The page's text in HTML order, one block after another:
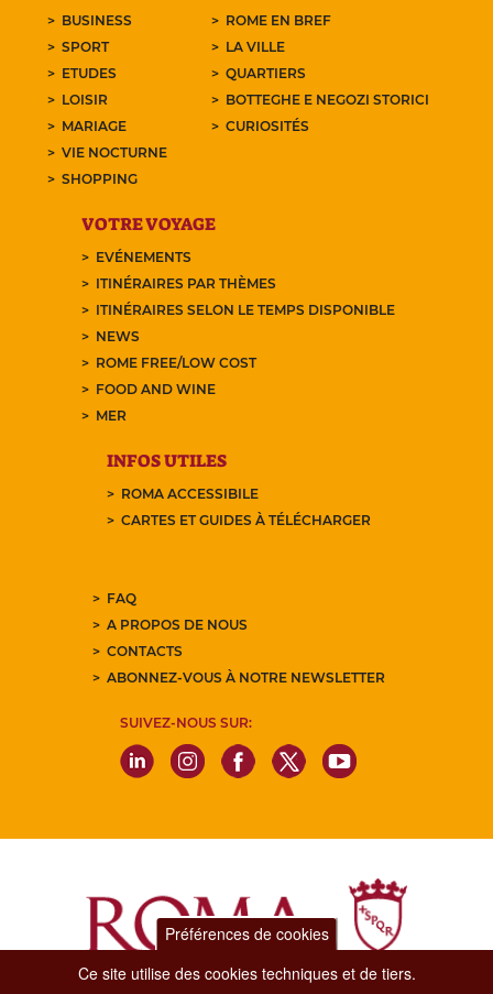
BUSINESS
SPORT
ETUDES
LOISIR
MARIAGE
VIE NOCTURNE
SHOPPING
ROME EN BREF
LA VILLE
QUARTIERS
BOTTEGHE E NEGOZI STORICI
CURIOSITÉS
VOTRE VOYAGE
EVÉNEMENTS
ITINÉRAIRES PAR THÈMES
ITINÉRAIRES SELON LE TEMPS DISPONIBLE
NEWS
ROME FREE/LOW COST
FOOD AND WINE
MER
INFOS UTILES
ROMA ACCESSIBILE
CARTES ET GUIDES À TÉLÉCHARGER
FAQ
A PROPOS DE NOUS
CONTACTS
ABONNEZ-VOUS À NOTRE NEWSLETTER
SUIVEZ-NOUS SUR:
Préférences de cookies
Ce site utilise des cookies techniques et de tiers.